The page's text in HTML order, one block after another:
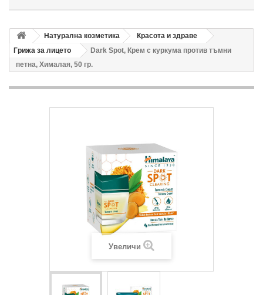
Натурална козметика
Красота и здраве
Грижа за лицето
Dark Spot, Крем с куркума против тъмни
петна, Хималая, 50 гр.
Увеличи